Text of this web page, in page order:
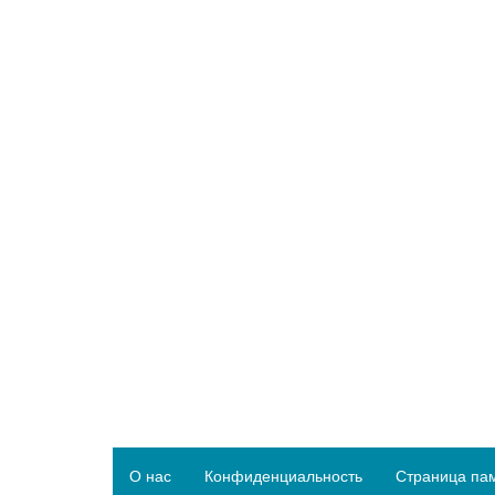
О нас Конфиденциальность Страница